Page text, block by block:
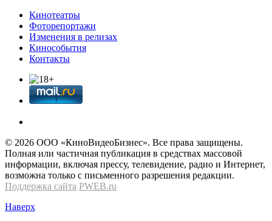
Кинотеатры
Фоторепортажи
Изменения в релизах
Кинособытия
Контакты
© 2026 OOО «КиноВидеоБизнес». Все права защищены.
Полная или частичная публикация в средствах массовой
информации, включая прессу, телевидение, радио и Интернет,
возможна только с письменного разрешения редакции.
Поддержка сайта PWEB.ru
Наверх